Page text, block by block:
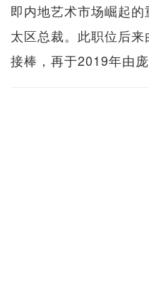
即内地艺术市场崛起
太区总裁。此职位后来
接棒，再于2019年由庞